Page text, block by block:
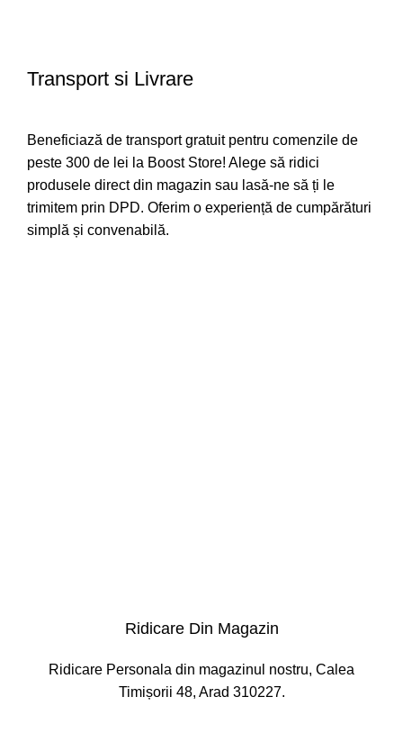
Transport si Livrare
Beneficiază de transport gratuit pentru comenzile de
peste 300 de lei la Boost Store! Alege să ridici
produsele direct din magazin sau lasă-ne să ți le
trimitem prin DPD. Oferim o experiență de cumpărături
simplă și convenabilă.
Ridicare Din Magazin
Ridicare Personala din magazinul nostru, Calea
Timișorii 48, Arad 310227.